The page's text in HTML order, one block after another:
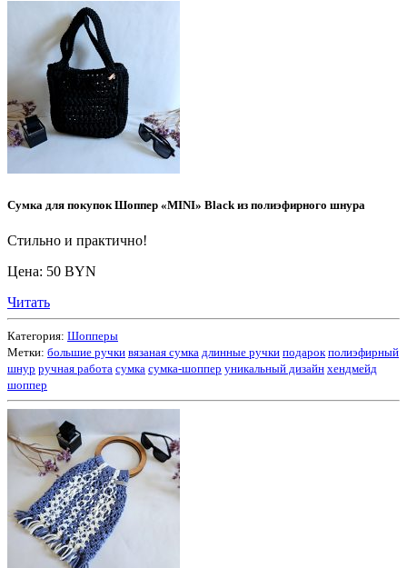
Сумка для покупок Шоппер «MINI» Black из полиэфирного шнура
Стильно и практично!
Цена: 50 BYN
Читать
Категория: Шопперы
Метки: большие ручки вязаная сумка длинные ручки подарок полиэфирный
шнур ручная работа сумка сумка-шоппер уникальный дизайн хендмейд
шоппер